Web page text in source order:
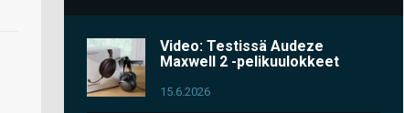
Video: Testissä Audeze
Maxwell 2 -pelikuulokkeet
15.6.2026